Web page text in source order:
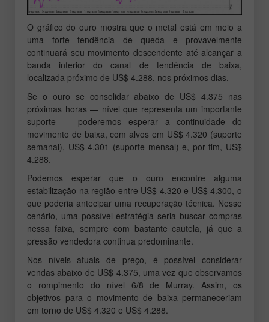
O gráfico do ouro mostra que o metal está em meio a
uma forte tendência de queda e provavelmente
continuará seu movimento descendente até alcançar a
banda inferior do canal de tendência de baixa,
localizada próximo de US$ 4.288, nos próximos dias.
Se o ouro se consolidar abaixo de US$ 4.375 nas
próximas horas — nível que representa um importante
suporte — poderemos esperar a continuidade do
movimento de baixa, com alvos em US$ 4.320 (suporte
semanal), US$ 4.301 (suporte mensal) e, por fim, US$
4.288.
Podemos esperar que o ouro encontre alguma
estabilização na região entre US$ 4.320 e US$ 4.300, o
que poderia antecipar uma recuperação técnica. Nesse
cenário, uma possível estratégia seria buscar compras
nessa faixa, sempre com bastante cautela, já que a
pressão vendedora continua predominante.
Nos níveis atuais de preço, é possível considerar
vendas abaixo de US$ 4.375, uma vez que observamos
o rompimento do nível 6/8 de Murray. Assim, os
objetivos para o movimento de baixa permaneceriam
em torno de US$ 4.320 e US$ 4.288.